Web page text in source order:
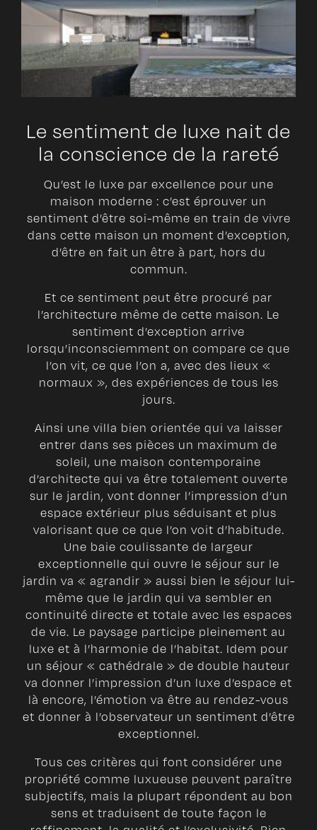
Le sentiment de luxe nait de
la conscience de la rareté
Qu’est le luxe par excellence pour une
maison moderne : c’est éprouver un
sentiment d’être soi-même en train de vivre
dans cette maison un moment d’exception,
d’être en fait un être à part, hors du
commun.
Et ce sentiment peut être procuré par
l’architecture même de cette maison. Le
sentiment d’exception arrive
lorsqu’inconsciemment on compare ce que
l’on vit, ce que l’on a, avec des lieux «
normaux », des expériences de tous les
jours.
Ainsi une villa bien orientée qui va laisser
entrer dans ses pièces un maximum de
soleil, une maison contemporaine
d’architecte qui va être totalement ouverte
sur le jardin, vont donner l’impression d’un
espace extérieur plus séduisant et plus
valorisant que ce que l’on voit d’habitude.
Une baie coulissante de largeur
exceptionnelle qui ouvre le séjour sur le
jardin va « agrandir » aussi bien le séjour lui-
même que le jardin qui va sembler en
continuité directe et totale avec les espaces
de vie. Le paysage participe pleinement au
luxe et à l’harmonie de l’habitat. Idem pour
un séjour « cathédrale » de double hauteur
va donner l’impression d’un luxe d’espace et
là encore, l’émotion va être au rendez-vous
et donner à l’observateur un sentiment d’être
exceptionnel.
Tous ces critères qui font considérer une
propriété comme luxueuse peuvent paraître
subjectifs, mais la plupart répondent au bon
sens et traduisent de toute façon le